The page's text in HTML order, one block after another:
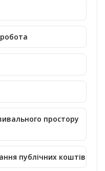
простору
публічних коштів